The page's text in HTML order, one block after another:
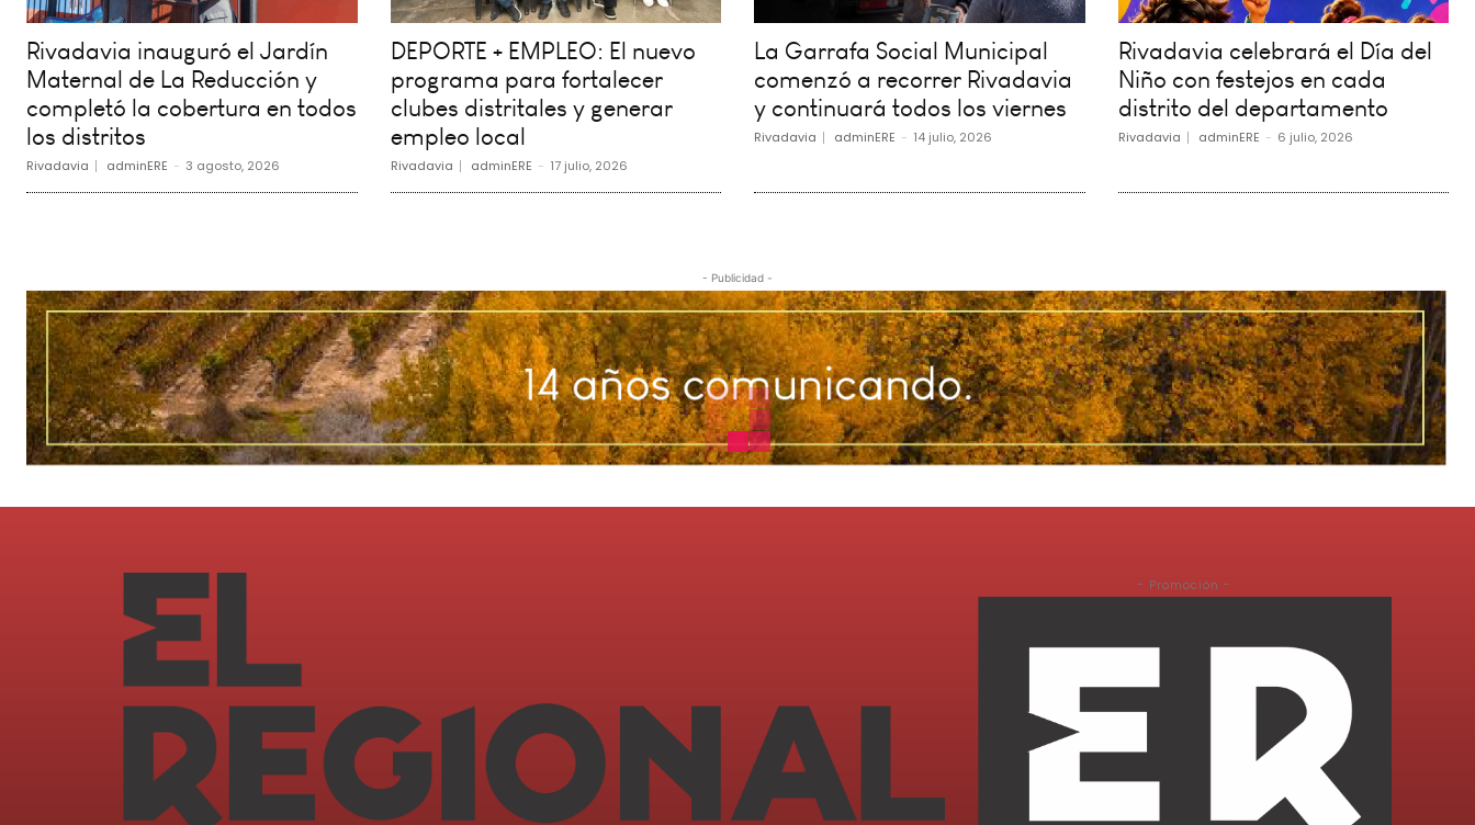
Rivadavia inauguró el Jardín
Maternal de La Reducción y
completó la cobertura en todos
los distritos
Rivadavia adminERE - 3 agosto, 2026
DEPORTE + EMPLEO: El nuevo
programa para fortalecer
clubes distritales y generar
empleo local
Rivadavia adminERE - 17 julio, 2026
La Garrafa Social Municipal
comenzó a recorrer Rivadavia
y continuará todos los viernes
Rivadavia adminERE - 14 julio, 2026
Rivadavia celebrará el Día del
Niño con festejos en cada
distrito del departamento
Rivadavia adminERE - 6 julio, 2026
- Publicidad -
- Promoción -